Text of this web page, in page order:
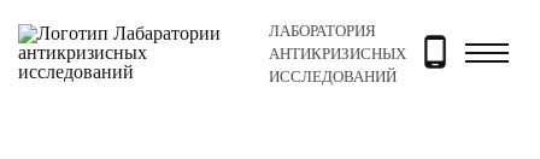
ЛАБОРАТОРИЯ
АНТИКРИЗИСНЫХ
ИССЛЕДОВАНИЙ
Главная Новости и блог Новости Руководители